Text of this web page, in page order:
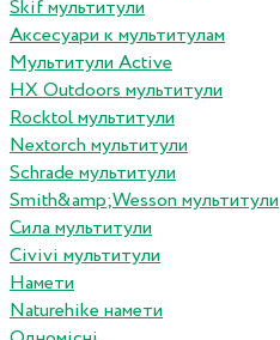
Skif мультитули
Аксесуари к мультитулам
Мультитули Active
HX Outdoors мультитули
Rocktol мультитули
Nextorch мультитули
Schrade мультитули
Smith&amp;Wesson мультитули
Сила мультитули
Civivi мультитули
Намети
Naturehike намети